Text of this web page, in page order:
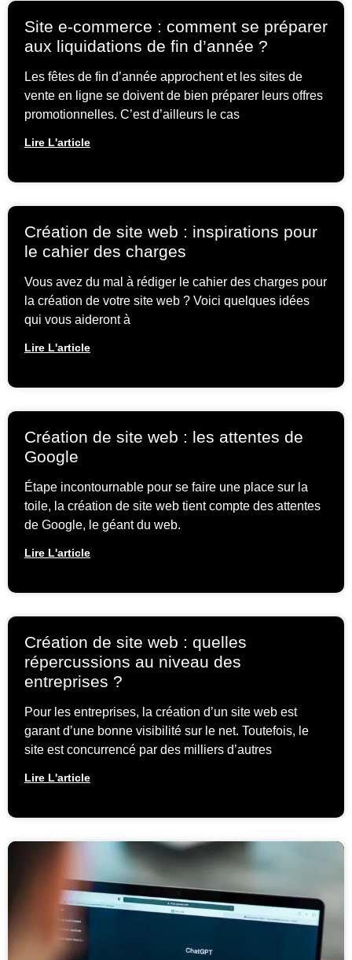
Site e-commerce : comment se préparer
aux liquidations de fin d’année ?
Les fêtes de fin d’année approchent et les sites de
vente en ligne se doivent de bien préparer leurs offres
promotionnelles. C’est d’ailleurs le cas
Lire L'article
Création de site web : inspirations pour
le cahier des charges
Vous avez du mal à rédiger le cahier des charges pour
la création de votre site web ? Voici quelques idées
qui vous aideront à
Lire L'article
Création de site web : les attentes de
Google
Étape incontournable pour se faire une place sur la
toile, la création de site web tient compte des attentes
de Google, le géant du web.
Lire L'article
Création de site web : quelles
répercussions au niveau des
entreprises ?
Pour les entreprises, la création d’un site web est
garant d’une bonne visibilité sur le net. Toutefois, le
site est concurrencé par des milliers d’autres
Lire L'article